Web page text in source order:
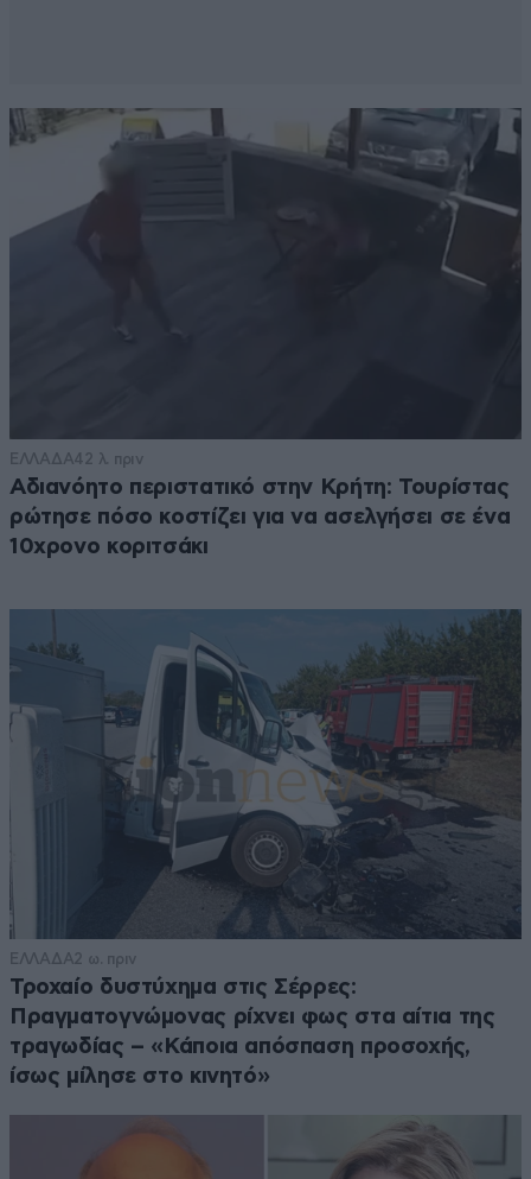
ΕΛΛΑΔΑ42 λ. πριν
Αδιανόητο περιστατικό στην Κρήτη: Τουρίστας
ρώτησε πόσο κοστίζει για να ασελγήσει σε ένα
10χρονο κοριτσάκι
ΕΛΛΑΔΑ2 ω. πριν
Τροχαίο δυστύχημα στις Σέρρες:
Πραγματογνώμονας ρίχνει φως στα αίτια της
τραγωδίας – «Κάποια απόσπαση προσοχής,
ίσως μίλησε στο κινητό»